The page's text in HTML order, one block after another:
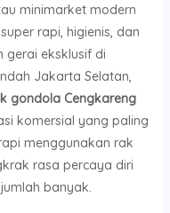
minimarket modern
rapi, higienis, dan
gerai eksklusif di
Jakarta Selatan,
gondola Cengkareng
komersial yang paling
menggunakan rak
rasa percaya diri
banyak.